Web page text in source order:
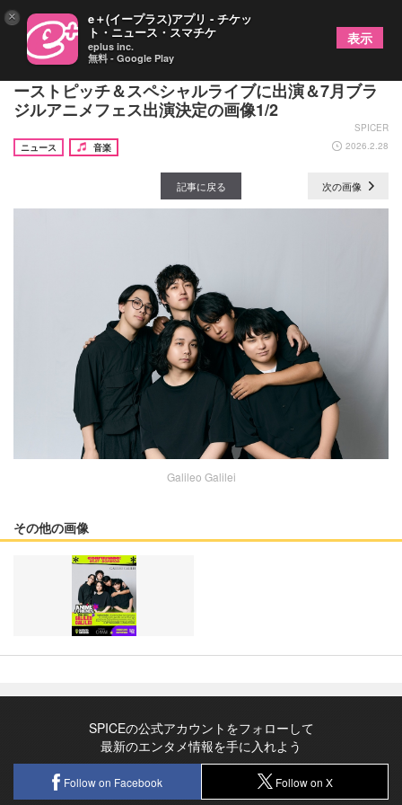
Galileo Galilei、4/18（土）日ハムvs西武戦のファ
ーストピッチ＆スペシャルライブに出演＆7月ブラ
ジルアニメフェス出演決定の画像1/2
SPICER
ニュース
音楽 2026.2.28
記事に戻る 次の画像
Galileo Galilei
その他の画像
SPICEの公式アカウントをフォローして
最新のエンタメ情報を手に入れよう
Follow on Facebook Follow on X
× e＋(イープラス)アプリ - チケッ
ト・ニュース・スマチケ
eplus inc.
無料 - Google Play
表示